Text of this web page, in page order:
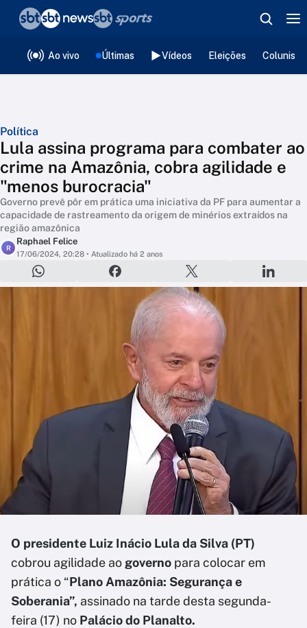
Ao vivo Últimas Vídeos Eleições
Política
Lula assina programa para combater ao
crime na Amazônia, cobra agilidade e
"menos burocracia"
Governo prevê pôr em prática uma iniciativa da PF para aumentar a
capacidade de rastreamento da origem de minérios extraídos na
região amazônica
R
Raphael Felice
17/06/2024, 20:28 • Atualizado há 2 anos
O presidente Luiz Inácio Lula da Silva (PT)
cobrou agilidade ao governo para colocar em
prática o “Plano Amazônia: Segurança e
Soberania”, assinado na tarde desta segunda-
feira (17) no Palácio do Planalto.
❮voltar
Editorias